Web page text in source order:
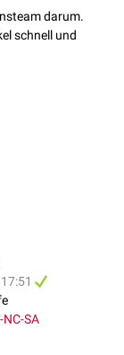
darum.
schnell und
NC-SA